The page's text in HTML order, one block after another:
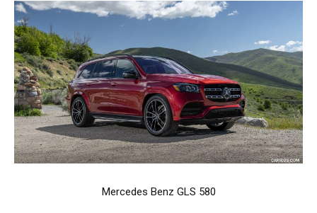
Mercedes Benz GLS 580